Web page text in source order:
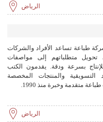
والجودة والعلاقات طويلة الأمد مع
أقسام التجارة والطباعة والتغليف
الرياض
طباعة تساعد الأفراد والشركات
تحويل متطلباتهم إلى مواصفات
بسرعة ودقة. يقدمون الكتب
التسويقية والمنتجات المخصصة
متقدمة وخبرة منذ 1990.
الرياض